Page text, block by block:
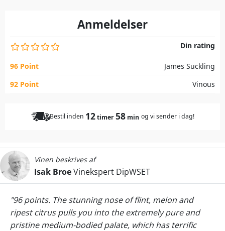
Anmeldelser
Din rating
96 Point
James Suckling
92 Point
Vinous
Bestil inden 12timer58 min og vi sender i dag!
Vinen beskrives af
Isak BroeVinekspert DipWSET
"96 points. The stunning nose of flint, melon and
ripest citrus pulls you into the extremely pure and
pristine medium-bodied palate, which has terrific